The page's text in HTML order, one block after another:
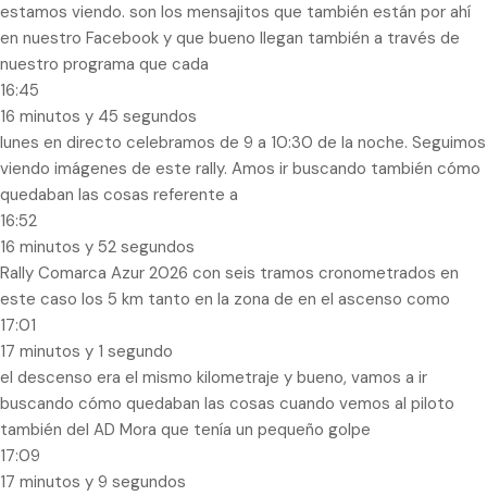
estamos viendo. son los mensajitos que también están por ahí
en nuestro Facebook y que bueno llegan también a través de
nuestro programa que cada
16:45
16 minutos y 45 segundos
lunes en directo celebramos de 9 a 10:30 de la noche. Seguimos
viendo imágenes de este rally. Amos ir buscando también cómo
quedaban las cosas referente a
16:52
16 minutos y 52 segundos
Rally Comarca Azur 2026 con seis tramos cronometrados en
este caso los 5 km tanto en la zona de en el ascenso como
17:01
17 minutos y 1 segundo
el descenso era el mismo kilometraje y bueno, vamos a ir
buscando cómo quedaban las cosas cuando vemos al piloto
también del AD Mora que tenía un pequeño golpe
17:09
17 minutos y 9 segundos